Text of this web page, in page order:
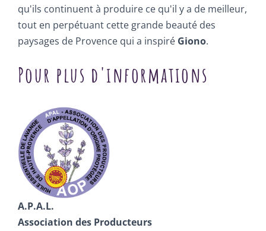
qu'ils continuent à produire ce qu'il y a de meilleur,
tout en perpétuant cette grande beauté des
paysages de Provence qui a inspiré Giono.
Pour plus d'informations
A.P.A.L.
Association des Producteurs